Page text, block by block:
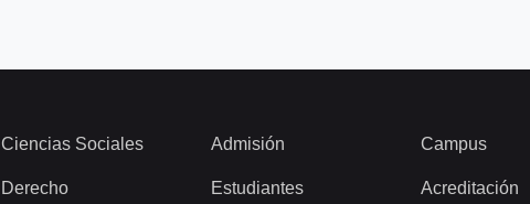
Ciencias Sociales
Derecho
Admisión
Estudiantes
Campus
Acreditación